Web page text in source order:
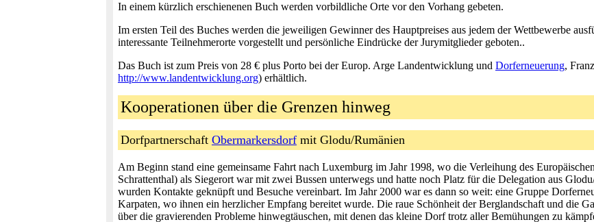
In einem kürzlich erschienenen Buch werden vorbildliche Orte vor den Vorhang gebeten.
Im ersten Teil des Buches werden die jeweiligen Gewinner des Hauptpreises aus jedem der Wettbewerbe
interessante Teilnehmerorte vorgestellt und persönliche Eindrücke der Jurymitglieder geboten..
Das Buch ist zum Preis von 28 € plus Porto bei der Europ. Arge Landentwicklung und Dorferneuerung,
http://www.landentwicklung.org) erhältlich.
Kooperationen über die Grenzen hinweg
Dorfpartnerschaft Obermarkersdorf mit Glodu/Rumänien
Am Beginn stand eine gemeinsame Fahrt nach Luxemburg im Jahr 1998, wo die Verleihung des
Schrattenthal) als Siegerort war mit zwei Bussen unterwegs und hatte noch Platz für die Delegation aus
wurden Kontakte geknüpft und Besuche vereinbart. Im Jahr 2000 war es dann so weit: eine Gruppe
Karpaten, wo ihnen ein herzlicher Empfang bereitet wurde. Die raue Schönheit der Berglandschaft und die
über die gravierenden Probleme hinwegtäuschen, mit denen das kleine Dorf trotz aller Bemühungen zu